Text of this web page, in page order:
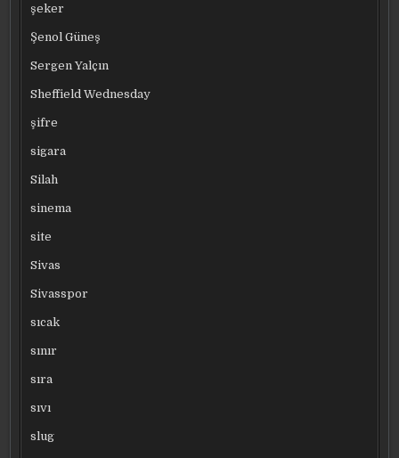
şeker
Şenol Güneş
Sergen Yalçın
Sheffield Wednesday
şifre
sigara
Silah
sinema
site
Sivas
Sivasspor
sıcak
sınır
sıra
sıvı
slug